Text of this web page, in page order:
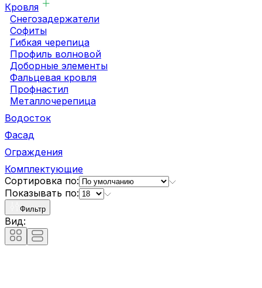
Кровля
Снегозадержатели
Софиты
Гибкая черепица
Профиль волновой
Доборные элементы
Фальцевая кровля
Профнастил
Металлочерепица
Водосток
Фасад
Ограждения
Комплектующие
Сортировка по:
Показывать по:
Фильтр
Вид: